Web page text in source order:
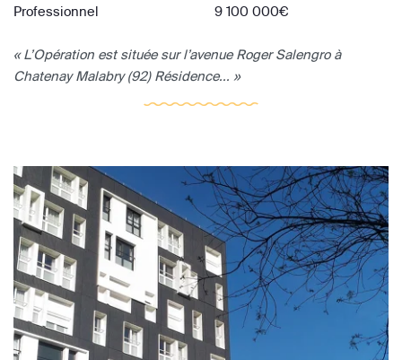
Professionnel
9 100 000€
« L’Opération est située sur l’avenue Roger Salengro à
Chatenay Malabry (92) Résidence... »